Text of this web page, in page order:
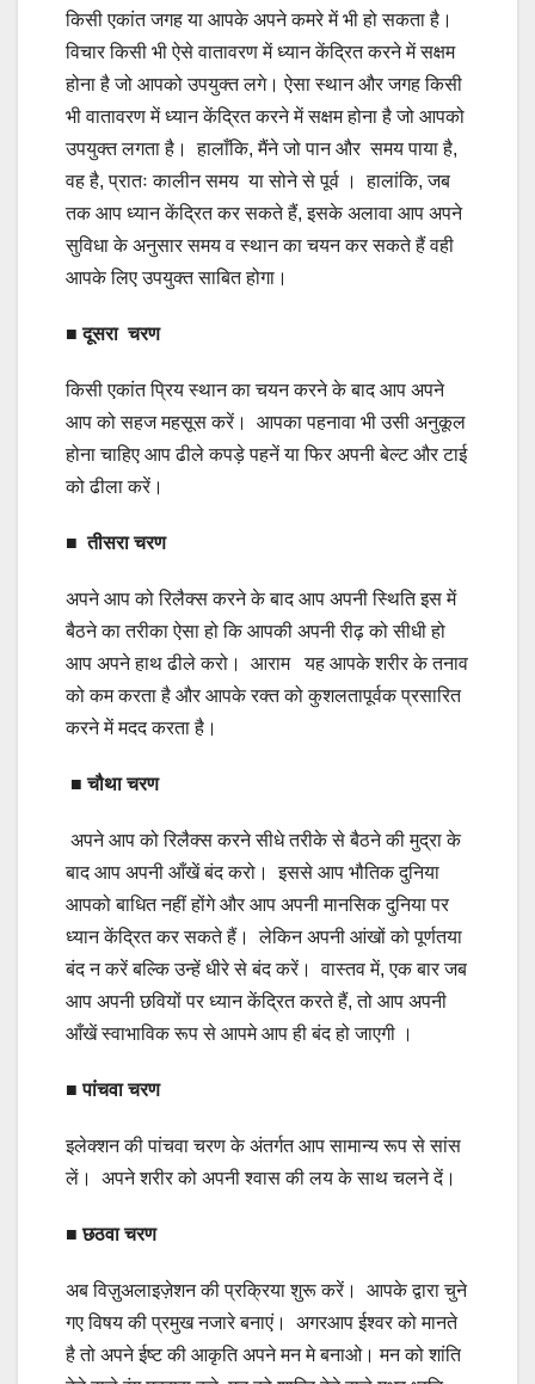
किसी एकांत जगह या आपके अपने कमरे में भी हो सकता है।
विचार किसी भी ऐसे वातावरण में ध्यान केंद्रित करने में सक्षम
होना है जो आपको उपयुक्त लगे। ऐसा स्थान और जगह किसी
भी वातावरण में ध्यान केंद्रित करने में सक्षम होना है जो आपको
उपयुक्त लगता है। हालाँकि, मैंने जो पान और समय पाया है,
वह है, प्रातः कालीन समय या सोने से पूर्व । हालांकि, जब
तक आप ध्यान केंद्रित कर सकते हैं, इसके अलावा आप अपने
सुविधा के अनुसार समय व स्थान का चयन कर सकते हैं वही
आपके लिए उपयुक्त साबित होगा।
■दूसरा चरण
किसी एकांत प्रिय स्थान का चयन करने के बाद आप अपने
आप को सहज महसूस करें। आपका पहनावा भी उसी अनुकूल
होना चाहिए आप ढीले कपड़े पहनें या फिर अपनी बेल्ट और टाई
को ढीला करें।
■तीसरा चरण
अपने आप को रिलैक्स करने के बाद आप अपनी स्थिति इस में
बैठने का तरीका ऐसा हो कि आपकी अपनी रीढ़ को सीधी हो
आप अपने हाथ ढीले करो। आराम यह आपके शरीर के तनाव
को कम करता है और आपके रक्त को कुशलतापूर्वक प्रसारित
करने में मदद करता है।
■चौथा चरण
अपने आप को रिलैक्स करने सीधे तरीके से बैठने की मुद्रा के
बाद आप अपनी आँखें बंद करो। इससे आप भौतिक दुनिया
आपको बाधित नहीं होंगे और आप अपनी मानसिक दुनिया पर
ध्यान केंद्रित कर सकते हैं। लेकिन अपनी आंखों को पूर्णतया
बंद न करें बल्कि उन्हें धीरे से बंद करें। वास्तव में, एक बार जब
आप अपनी छवियों पर ध्यान केंद्रित करते हैं, तो आप अपनी
आँखें स्वाभाविक रूप से आपमे आप ही बंद हो जाएगी ।
■ पांचवा चरण
इलेक्शन की पांचवा चरण के अंतर्गत आप सामान्य रूप से सांस
लें। अपने शरीर को अपनी श्वास की लय के साथ चलने दें।
■छठवा चरण
अब विज़ुअलाइज़ेशन की प्रक्रिया शुरू करें। आपके द्वारा चुने
गए विषय की प्रमुख नजारे बनाएं। अगरआप ईश्वर को मानते
है तो अपने ईष्ट की आकृति अपने मन मे बनाओ। मन को शांति